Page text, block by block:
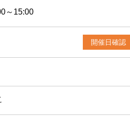
～15:00
開催日確認